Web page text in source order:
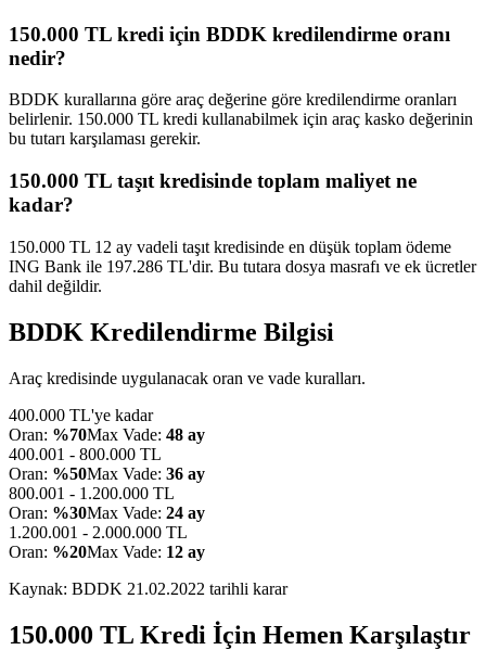
150.000 TL kredi için BDDK kredilendirme oranı
nedir?
BDDK kurallarına göre araç değerine göre kredilendirme oranları
belirlenir. 150.000 TL kredi kullanabilmek için araç kasko değerinin
bu tutarı karşılaması gerekir.
150.000 TL taşıt kredisinde toplam maliyet ne
kadar?
150.000 TL 12 ay vadeli taşıt kredisinde en düşük toplam ödeme
ING Bank ile 197.286 TL'dir. Bu tutara dosya masrafı ve ek ücretler
dahil değildir.
BDDK Kredilendirme Bilgisi
Araç kredisinde uygulanacak oran ve vade kuralları.
400.000 TL'ye kadar
Oran: %70Max Vade: 48 ay
400.001 - 800.000 TL
Oran: %50Max Vade: 36 ay
800.001 - 1.200.000 TL
Oran: %30Max Vade: 24 ay
1.200.001 - 2.000.000 TL
Oran: %20Max Vade: 12 ay
Kaynak: BDDK 21.02.2022 tarihli karar
150.000 TL Kredi İçin Hemen Karşılaştır